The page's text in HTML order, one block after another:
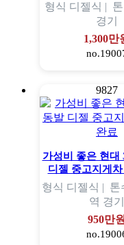
형식 디젤식 |
경기
1,300만
9827
가성비 좋은 현대
디젤 중고지게
형식 디젤식 | 톤
역 경기
950만원